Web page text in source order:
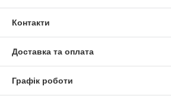
Контакти
Доставка та оплата
Графік роботи